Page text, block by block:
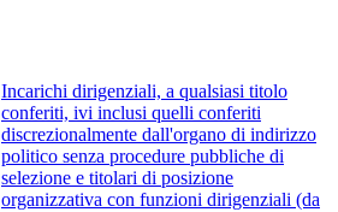
Incarichi dirigenziali, a qualsiasi titolo
conferiti, ivi inclusi quelli conferiti
discrezionalmente dall'organo di indirizzo
politico senza procedure pubbliche di
selezione e titolari di posizione
organizzativa con funzioni dirigenziali (da